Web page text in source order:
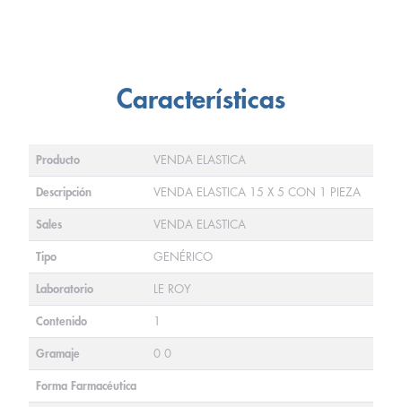
Características
Producto VENDA ELASTICA
Descripción VENDA ELASTICA 15 X 5 CON 1 PIEZA
Sales VENDA ELASTICA
Tipo GENÉRICO
Laboratorio LE ROY
Contenido 1
Gramaje 0 0
Forma Farmacéutica